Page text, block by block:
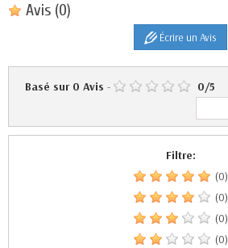
Avis (0)
Écrire un Avis
Basé sur 0 Avis - 0/5
Filtre:
(0)
(0)
(0)
(0)